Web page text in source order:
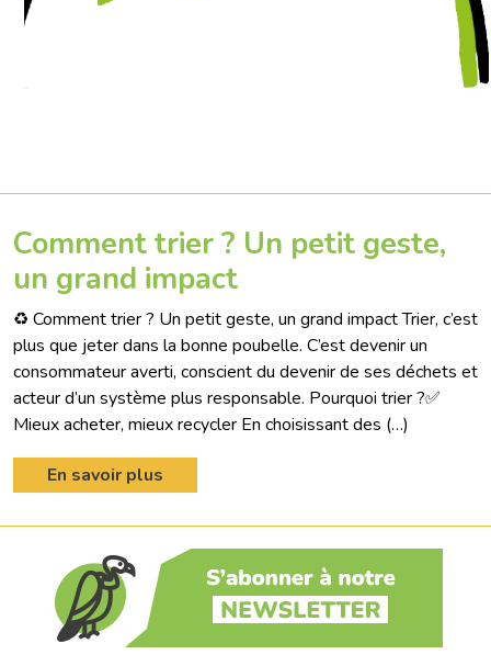
Comment trier ? Un petit geste,
un grand impact
♻️ Comment trier ? Un petit geste, un grand impact Trier, c’est
plus que jeter dans la bonne poubelle. C’est devenir un
consommateur averti, conscient du devenir de ses déchets et
acteur d’un système plus responsable. Pourquoi trier ?✅
Mieux acheter, mieux recycler En choisissant des (…)
En savoir plus